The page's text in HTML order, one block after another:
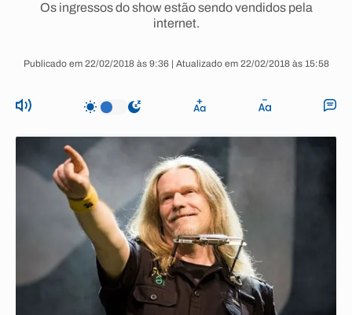
Os ingressos do show estão sendo vendidos pela
internet.
Publicado em 22/02/2018 às 9:36 | Atualizado em 22/02/2018 às 15:58